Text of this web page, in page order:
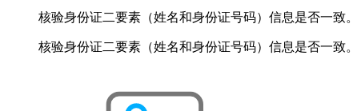
核验身份证二要素（姓名和身份证号码）信息是否一致。
核验身份证二要素（姓名和身份证号码）信息是否一致。